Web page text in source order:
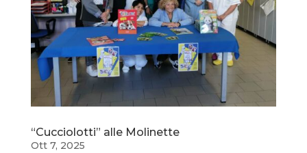
“Cucciolotti” alle Molinette
Ott 7, 2025